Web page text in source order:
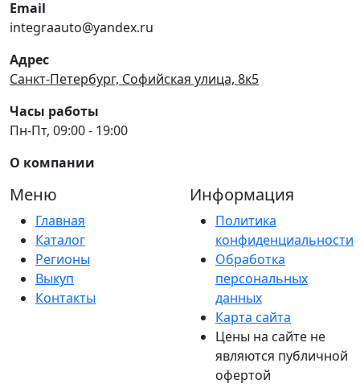
Email
integraauto@yandex.ru
Адрес
Санкт-Петербург, Софийская улица, 8к5
Часы работы
Пн-Пт, 09:00 - 19:00
О компании
Меню
Главная
Каталог
Регионы
Выкуп
Контакты
Информация
Политика
конфиденциальности
Обработка
персональных
данных
Карта сайта
Цены на сайте не
являются публичной
офертой